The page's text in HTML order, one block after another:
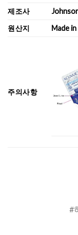
제조사
원산지
Made
주의사항
#